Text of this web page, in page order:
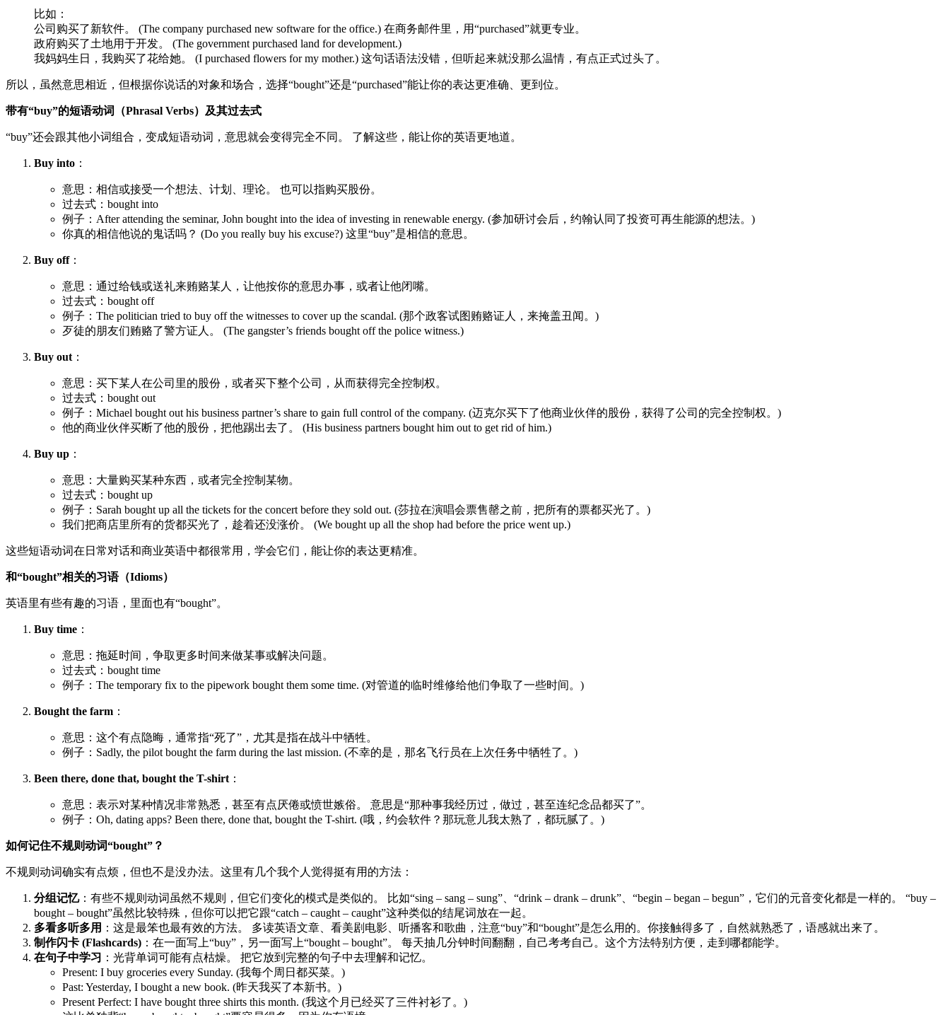
比如：
公司购买了新软件。 (The company purchased new software for the office.) 在商务邮件里，用“purchased”就更专业。
政府购买了土地用于开发。 (The government purchased land for development.)
我妈妈生日，我购买了花给她。 (I purchased flowers for my mother.) 这句话语法没错，但听起来就没那么温情，有点正式过头了。
所以，虽然意思相近，但根据你说话的对象和场合，选择“bought”还是“purchased”能让你的表达更准确、更到位。
带有“buy”的短语动词（Phrasal Verbs）及其过去式
“buy”还会跟其他小词组合，变成短语动词，意思就会变得完全不同。 了解这些，能让你的英语更地道。
Buy into ：
意思：相信或接受一个想法、计划、理论。 也可以指购买股份。
过去式：bought into
例子：After attending the seminar, John bought into the idea of investing in renewable energy. (参加研讨会后，约翰认同了投资可再生能源的想法。)
你真的相信他说的鬼话吗？ (Do you really buy his excuse?) 这里“buy”是相信的意思。
Buy off：
意思：通过给钱或送礼来贿赂某人，让他按你的意思办事，或者让他闭嘴。
过去式：bought off
例子：The politician tried to buy off the witnesses to cover up the scandal. (那个政客试图贿赂证人，来掩盖丑闻。)
歹徒的朋友们贿赂了警方证人。 (The gangster’s friends bought off the police witness.)
Buy out ：
意思：买下某人在公司里的股份，或者买下整个公司，从而获得完全控制权。
过去式：bought out
例子：Michael bought out his business partner’s share to gain full control of the company. (迈克尔买下了他商业伙伴的股份，获得了公司的完全控制权。)
他的商业伙伴买断了他的股份，把他踢出去了。 (His business partners bought him out to get rid of him.)
Buy up ：
意思：大量购买某种东西，或者完全控制某物。
过去式：bought up
例子：Sarah bought up all the tickets for the concert before they sold out. (莎拉在演唱会票售罄之前，把所有的票都买光了。)
我们把商店里所有的货都买光了，趁着还没涨价。 (We bought up all the shop had before the price went up.)
这些短语动词在日常对话和商业英语中都很常用，学会它们，能让你的表达更精准。
和“bought”相关的习语（Idioms）
英语里有些有趣的习语，里面也有“bought”。
Buy time ：
意思：拖延时间，争取更多时间来做某事或解决问题。
过去式：bought time
例子：The temporary fix to the pipework bought them some time. (对管道的临时维修给他们争取了一些时间。)
Bought the farm ：
意思：这个有点隐晦，通常指“死了”，尤其是指在战斗中牺牲。
例子：Sadly, the pilot bought the farm during the last mission. (不幸的是，那名飞行员在上次任务中牺牲了。)
Been there, done that, bought the T-shirt ：
意思：表示对某种情况非常熟悉，甚至有点厌倦或愤世嫉俗。 意思是“那种事我经历过，做过，甚至连纪念品都买了”。
例子：Oh, dating apps? Been there, done that, bought the T-shirt. (哦，约会软件？那玩意儿我太熟了，都玩腻了。)
如何记住不规则动词“bought”？
不规则动词确实有点烦，但也不是没办法。这里有几个我个人觉得挺有用的方法：
分组记忆：有些不规则动词虽然不规则，但它们变化的模式是类似的。 比如“sing – sang – sung”、“drink – drank – drunk”、“begin – began – begun”，它们的元音变化都是一样的。 “buy –
bought – bought”虽然比较特殊，但你可以把它跟“catch – caught – caught”这种类似的结尾词放在一起。
多看多听多用 ：这是最笨也最有效的方法。 多读英语文章、看美剧电影、听播客和歌曲，注意“buy”和“bought”是怎么用的。你接触得多了，自然就熟悉了，语感就出来了。
制作闪卡 (Flashcards) ：在一面写上“buy”，另一面写上“bought – bought”。 每天抽几分钟时间翻翻，自己考考自己。这个方法特别方便，走到哪都能学。
在句子中学习 ：光背单词可能有点枯燥。 把它放到完整的句子中去理解和记忆。
Present: I buy groceries every Sunday. (我每个周日都买菜。)
Past: Yesterday, I bought a new book. (昨天我买了本新书。)
Present Perfect: I have bought three shirts this month. (我这个月已经买了三件衬衫了。)